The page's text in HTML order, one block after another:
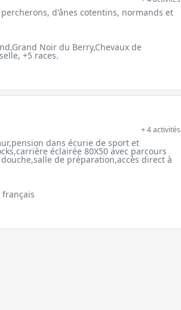
d'ânes cotentins, normands et
Noir du Berry,Chevaux de
+5 races.
+ 4 activités
dans écurie de sport et
éclairée 80X50 avec parcours
de préparation,accès direct à